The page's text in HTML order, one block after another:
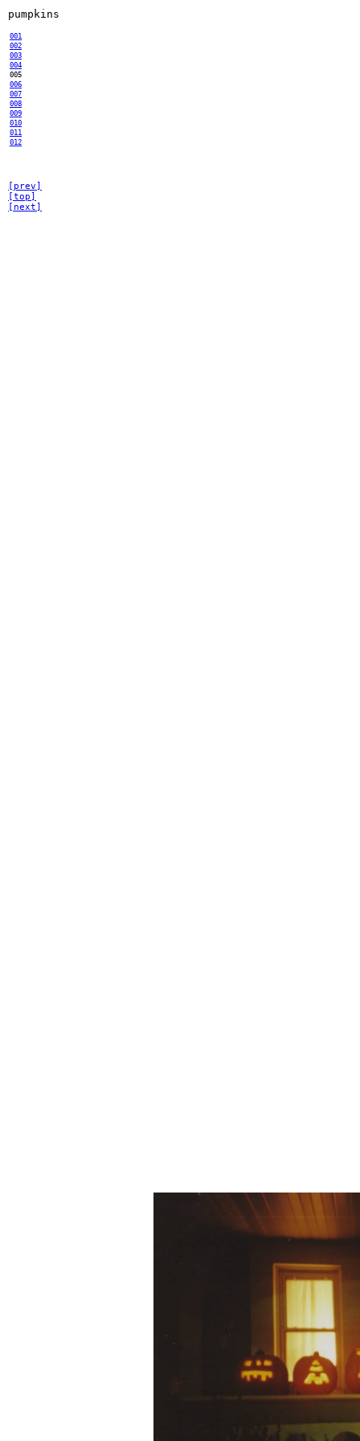
pumpkins
001
002
003
004
005
006
007
008
009
010
011
012
[prev]
[top]
[next]